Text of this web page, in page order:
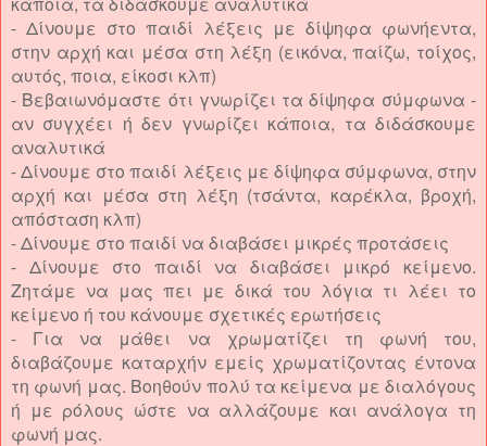
- Δίνουμε στο παιδί λέξεις με δίψηφα φωνήεντα,
στην αρχή και μέσα στη λέξη (εικόνα, παίζω, τοίχος,
αυτός, ποια, είκοσι κλπ)
- Βεβαιωνόμαστε ότι γνωρίζει τα δίψηφα σύμφωνα -
αν συγχέει ή δεν γνωρίζει κάποια, τα διδάσκουμε
αναλυτικά
- Δίνουμε στο παιδί λέξεις με δίψηφα σύμφωνα, στην
αρχή και μέσα στη λέξη (τσάντα, καρέκλα, βροχή,
απόσταση κλπ)
-Δίνουμε στο παιδί να διαβάσει μικρές προτάσεις
- Δίνουμε στο παιδί να διαβάσει μικρό κείμενο.
Ζητάμε να μας πει με δικά του λόγια τι λέει το
κείμενο ή του κάνουμε σχετικές ερωτήσεις
- Για να μάθει να χρωματίζει τη φωνή του,
διαβάζουμε καταρχήν εμείς χρωματίζοντας έντονα
τη φωνή μας. Βοηθούν πολύ τα κείμενα με διαλόγους
ή με ρόλους ώστε να αλλάζουμε και ανάλογα τη
φωνή μας.